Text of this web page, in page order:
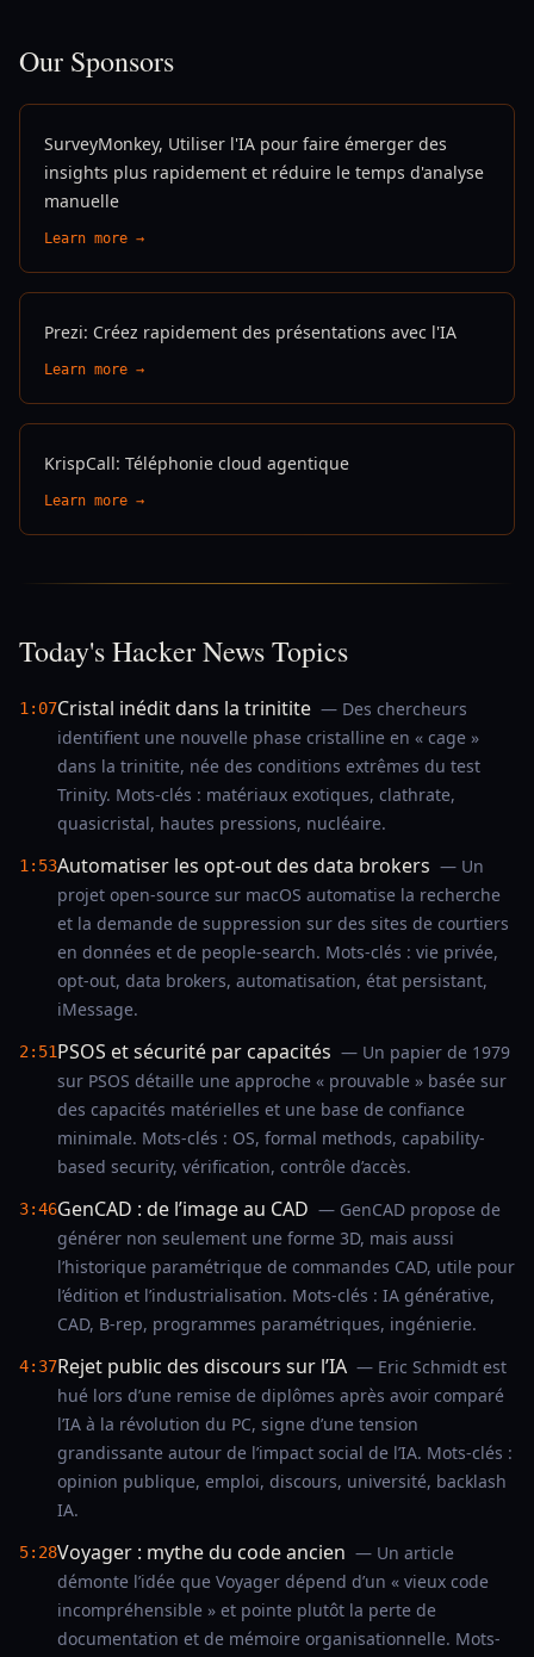
Our Sponsors
SurveyMonkey, Utiliser l'IA pour faire émerger des
insights plus rapidement et réduire le temps d'analyse
manuelle
Learn more →
Prezi: Créez rapidement des présentations avec l'IA
Learn more →
KrispCall: Téléphonie cloud agentique
Learn more →
Today's Hacker News Topics
1:07Cristal inédit dans la trinitite — Des chercheurs
identifient une nouvelle phase cristalline en « cage »
dans la trinitite, née des conditions extrêmes du test
Trinity. Mots-clés : matériaux exotiques, clathrate,
quasicristal, hautes pressions, nucléaire.
1:53Automatiser les opt-out des data brokers — Un
projet open-source sur macOS automatise la recherche
et la demande de suppression sur des sites de courtiers
en données et de people-search. Mots-clés : vie privée,
opt-out, data brokers, automatisation, état persistant,
iMessage.
2:51PSOS et sécurité par capacités — Un papier de 1979
sur PSOS détaille une approche « prouvable » basée sur
des capacités matérielles et une base de confiance
minimale. Mots-clés : OS, formal methods, capability-
based security, vérification, contrôle d’accès.
3:46GenCAD : de l’image au CAD — GenCAD propose de
générer non seulement une forme 3D, mais aussi
l’historique paramétrique de commandes CAD, utile pour
l’édition et l’industrialisation. Mots-clés : IA générative,
CAD, B-rep, programmes paramétriques, ingénierie.
4:37Rejet public des discours sur l’IA — Eric Schmidt est
hué lors d’une remise de diplômes après avoir comparé
l’IA à la révolution du PC, signe d’une tension
grandissante autour de l’impact social de l’IA. Mots-clés :
opinion publique, emploi, discours, université, backlash
IA.
5:28Voyager : mythe du code ancien — Un article
démonte l’idée que Voyager dépend d’un « vieux code
incompréhensible » et pointe plutôt la perte de
documentation et de mémoire organisationnelle. Mots-